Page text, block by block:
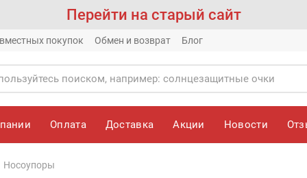
Перейти на старый сайт
покупок Обмен и возврат Блог
Оплата Доставка Акции Новости
Носоупоры